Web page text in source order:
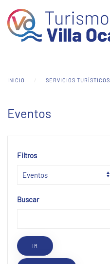
Skip to main content
INICIO SERVICIOS TURÍSTICOS
Eventos
Filtros
Buscar